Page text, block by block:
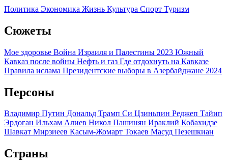
Политика Экономика Жизнь Культура Спорт Туризм
Сюжеты
Мое здоровье Война Израиля и Палестины 2023 Южный
Кавказ после войны Нефть и газ Где отдохнуть на Кавказе
Правила ислама Президентские выборы в Азербайджане 2024
Персоны
Владимир Путин Дональд Трамп Си Цзиньпин Реджеп Тайип
Эрдоган Ильхам Алиев Никол Пашинян Ираклий Кобахидзе
Шавкат Мирзиеев Касым-Жомарт Токаев Масуд Пезешкиан
Страны